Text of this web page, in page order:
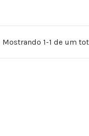
Mostrando 1-1 de um